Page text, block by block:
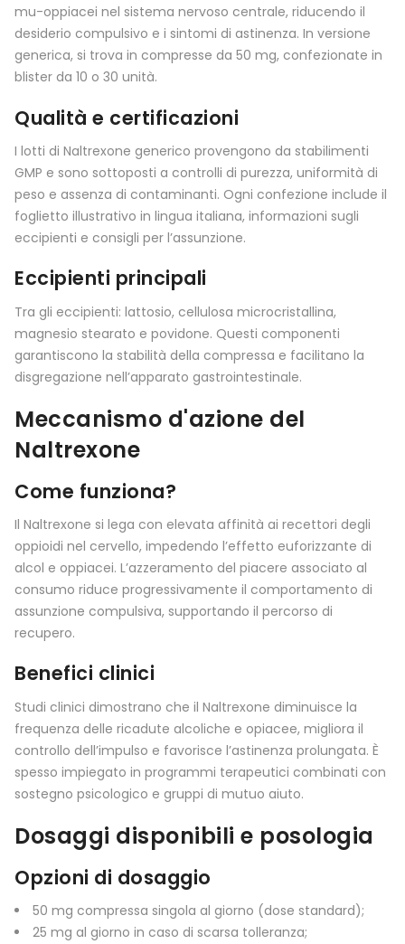
mu-oppiacei nel sistema nervoso centrale, riducendo il
desiderio compulsivo e i sintomi di astinenza. In versione
generica, si trova in compresse da 50 mg, confezionate in
blister da 10 o 30 unità.
Qualità e certificazioni
I lotti di Naltrexone generico provengono da stabilimenti
GMP e sono sottoposti a controlli di purezza, uniformità di
peso e assenza di contaminanti. Ogni confezione include il
foglietto illustrativo in lingua italiana, informazioni sugli
eccipienti e consigli per l’assunzione.
Eccipienti principali
Tra gli eccipienti: lattosio, cellulosa microcristallina,
magnesio stearato e povidone. Questi componenti
garantiscono la stabilità della compressa e facilitano la
disgregazione nell’apparato gastrointestinale.
Meccanismo d'azione del
Naltrexone
Come funziona?
Il Naltrexone si lega con elevata affinità ai recettori degli
oppioidi nel cervello, impedendo l’effetto euforizzante di
alcol e oppiacei. L’azzeramento del piacere associato al
consumo riduce progressivamente il comportamento di
assunzione compulsiva, supportando il percorso di
recupero.
Benefici clinici
Studi clinici dimostrano che il Naltrexone diminuisce la
frequenza delle ricadute alcoliche e opiacee, migliora il
controllo dell’impulso e favorisce l’astinenza prolungata. È
spesso impiegato in programmi terapeutici combinati con
sostegno psicologico e gruppi di mutuo aiuto.
Dosaggi disponibili e posologia
Opzioni di dosaggio
50 mg compressa singola al giorno (dose standard);
25 mg al giorno in caso di scarsa tolleranza;